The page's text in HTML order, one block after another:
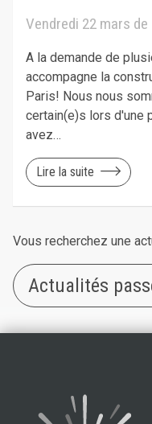
Vendredi 22 mars de
A la demande de
accompagne la
Paris! Nous nous
certain(e)s lors d'une
avez…
Lire la suite
Vous recherchez une
Actualités